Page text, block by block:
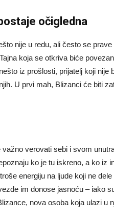
očigledna
nije u redu, ali često se
koja se otkriva biće
iz prošlosti, prijatelj koji nije
U prvi mah, Blizanci će biti
verovati sebi i svom
ko je tu iskreno, a ko iz
energiju na ljude koji ne
im donose jasnoću – iako
nova osoba koja ulazi u